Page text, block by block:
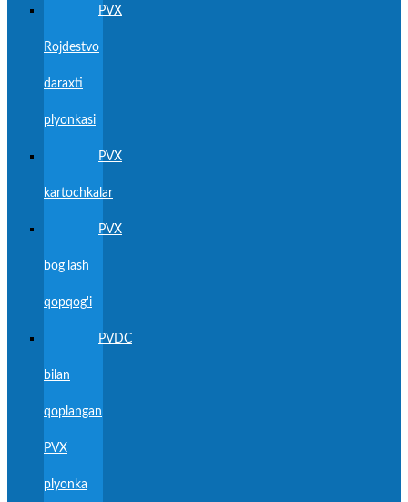
PVX
Rojdestvo
daraxti
plyonkasi
PVX
kartochkalar
PVX
bog'lash
qopqog'i
PVDC
bilan
qoplangan
PVX
plyonka